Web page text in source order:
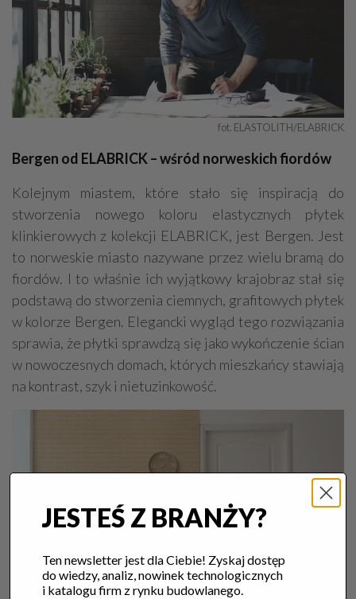
fot. ELASTOLITH/ELABRICK
Bergen od ELABRICK – wśród norweskich fiordów
Kolejnym miastem, które stało się inspiracją do
stworzenia nowego koloru elastycznych płytek
klinkierowych z kolekcji ELABRICK, jest Bergen. Jest
to norweskie miasto nazywane przez wielu bramą do
fiordów. I to właśnie ich wyjątkowy krajobraz stał się
podstawą do stworzenia ciemnych, grafitowych płytek
w kolorze Bergen. Elegancki wygląd tego rozwiązania
sprawia, że płytki sprawdzą się jako wykończenie ścian
w nowoczesnych domach, których mieszkańcy stawiają
na kontrast, szyk i nietuzinkowość.
JESTEŚ Z BRANŻY?
Ten newsletter jest dla Ciebie! Zyskaj dostęp
do wiedzy, analiz, nowinek technologicznych
i katalogu firm z rynku budowlanego.